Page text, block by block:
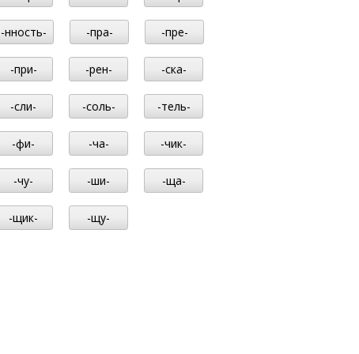
-нность- -пра- -пре-
-при- -рен- -ска-
-сли- -соль- -тель-
-фи- -ча- -чик-
-чу- -ши- -ща-
-щик- -щу-